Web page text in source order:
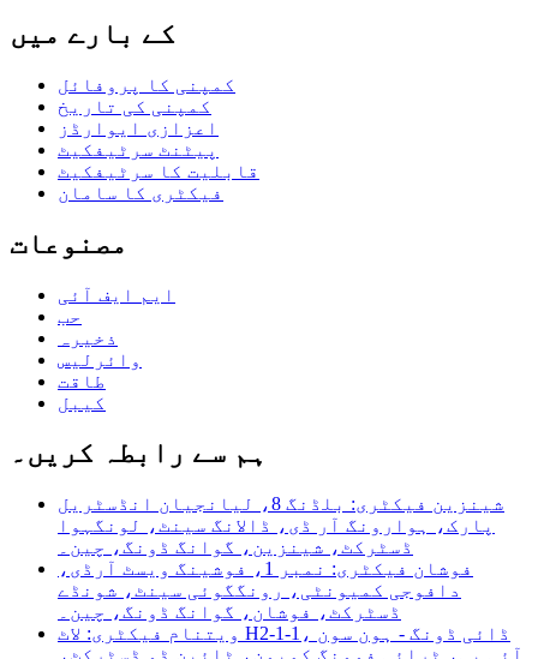
کے بارے میں
کمپنی کا پروفائل
کمپنی کی تاریخ
اعزازی ایوارڈز
پیٹنٹ سرٹیفکیٹ
قابلیت کا سرٹیفکیٹ
فیکٹری کا سامان
مصنوعات
ایم ایف آئی
حب
ذخیرہ
وائرلیس
طاقت
کیبل
ہم سے رابطہ کریں۔
شینزین فیکٹری: بلڈنگ 8، لیانجیان انڈسٹریل
پارک، ہوارونگ آر ڈی، ڈالانگ سینٹ، لونگہوا
ڈسٹرکٹ، شینزین، گوانگ ڈونگ، چین۔
فوشان فیکٹری: نمبر 1، فوشینگ ویسٹ آرڈی،
دافوجی کمیونٹی، رونگگوئی سینٹ، شونڈے
ڈسٹرکٹ، فوشان، گوانگ ڈونگ، چین۔
ویتنام فیکٹری: لاٹ H2-1-1، ڈائی ڈونگ - ہون سون